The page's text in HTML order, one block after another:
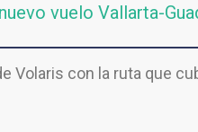
vuelo Vallarta-
Volaris con la ruta que